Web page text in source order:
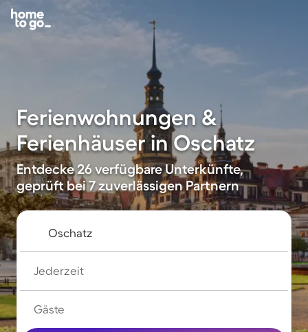
Ferienwohnungen &
Ferienhäuser in Oschatz
Entdecke 26 verfügbare Unterkünfte,
geprüft bei 7 zuverlässigen Partnern
Jederzeit
Gäste